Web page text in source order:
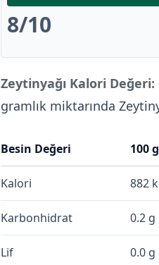
8/10
Zeytinyağı Kalori Değeri:
gramlık miktarında
Besin Değeri 100
Kalori 882
Karbonhidrat 0.2 g
Lif 0.0 g